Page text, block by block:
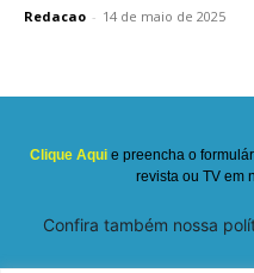
Redacao - 14 de maio de 2025
Clique Aqui e preencha o
revista ou TV em
Confira também nossa